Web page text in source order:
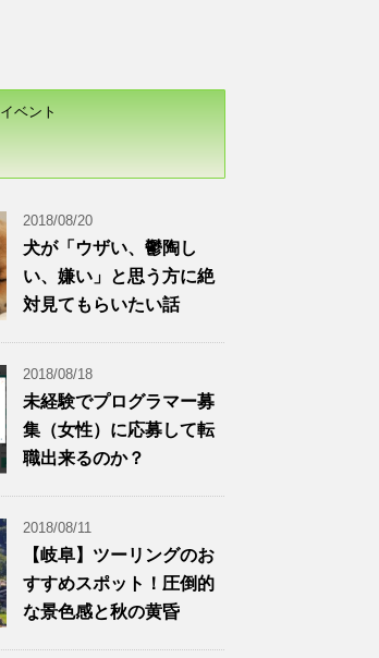
イベント
2018/08/20
犬が「ウザい、鬱陶し
い、嫌い」と思う方に絶
対見てもらいたい話
2018/08/18
未経験でプログラマー募
集（女性）に応募して転
職出来るのか？
2018/08/11
【岐阜】ツーリングのお
すすめスポット！圧倒的
な景色感と秋の黄昏